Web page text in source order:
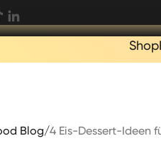
Shop
Blog/4 Eis-Dessert-Ideen